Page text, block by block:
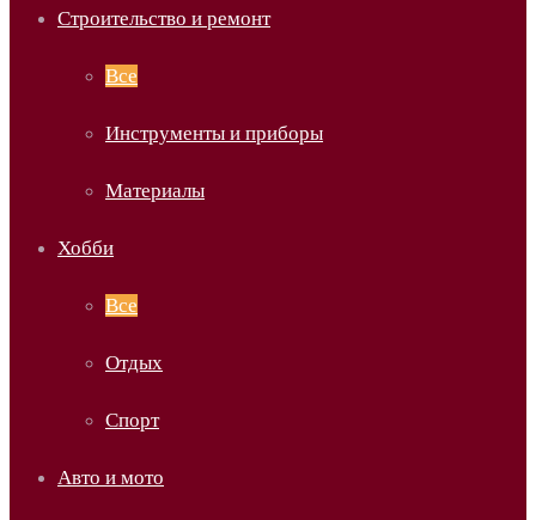
Строительство и ремонт
Все
Инструменты и приборы
Материалы
Хобби
Все
Отдых
Спорт
Авто и мото